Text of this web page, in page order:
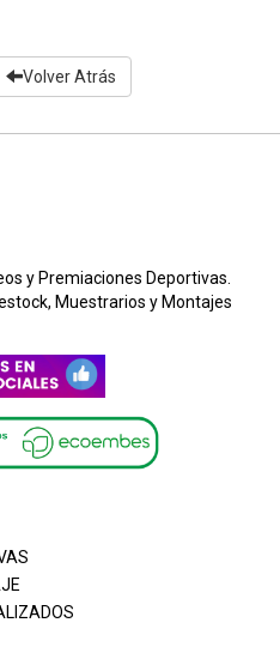
Volver Atrás
y Premiaciones Deportivas.
Muestrarios y Montajes